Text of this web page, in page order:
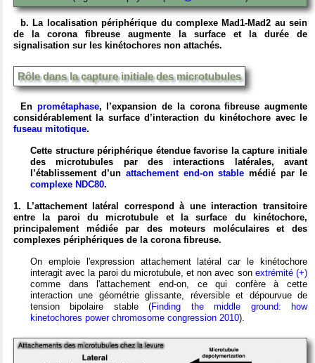
b. La localisation périphérique du complexe Mad1-Mad2 au sein
de la corona fibreuse augmente la surface et la durée de
signalisation sur les kinétochores non attachés.
Rôle dans la capture initiale des microtubules
En prométaphase, l’expansion de la corona fibreuse augmente
considérablement la surface d’interaction du kinétochore avec le
fuseau mitotique.
Cette structure périphérique étendue favorise la capture initiale
des microtubules par des interactions latérales, avant
l’établissement d’un attachement end-on stable médié par le
complexe NDC80.
1. L’attachement latéral correspond à une interaction transitoire
entre la paroi du microtubule et la surface du kinétochore,
principalement médiée par des moteurs moléculaires et des
complexes périphériques de la corona fibreuse.
On emploie l'expression attachement latéral car le kinétochore
interagit avec la paroi du microtubule, et non avec son extrémité (+)
comme dans l'attachement end-on, ce qui confère à cette
interaction une géométrie glissante, réversible et dépourvue de
tension bipolaire stable (Finding the middle ground: how
kinetochores power chromosome congression 2010).